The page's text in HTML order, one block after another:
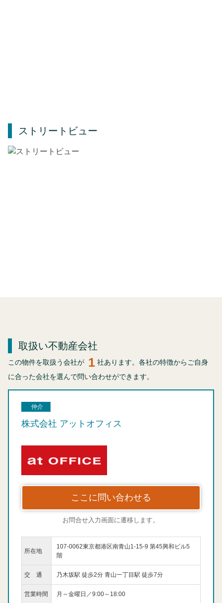
ストリートビュー
取扱い不動産会社
この物件を取扱う会社が 1 社あります。各社の特徴からご自身
に合った会社を選んで問い合わせができます。
仲介
株式会社 アットオフィス
ここに問い合わせる
お問合せ入力画面に遷移します。
所在地
107-0062東京都港区南青山1-15-9 第45興和ビル5
階
交 通 乃木坂駅 徒歩2分 青山一丁目駅 徒歩7分
営業時間 月～金曜日／9:00～18:00